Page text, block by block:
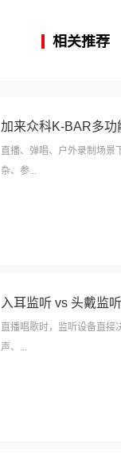
相关推荐
加来众科K-BAR多功
直播、弹唱、户外录制场景
杂、参...
入耳监听 vs 头戴监
直播唱歌时，监听设备直接
声、...